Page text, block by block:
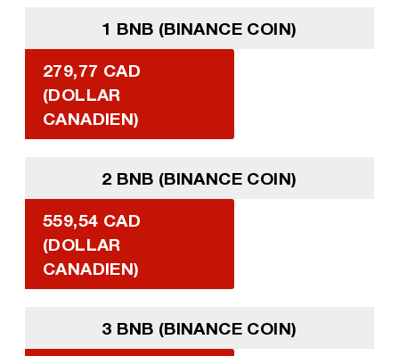
1 BNB (BINANCE COIN)
279,77 CAD
(DOLLAR
CANADIEN)
2 BNB (BINANCE COIN)
559,54 CAD
(DOLLAR
CANADIEN)
3 BNB (BINANCE COIN)